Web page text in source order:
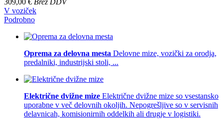
309,00 € Brez DDV
V voziček
Podrobno
Oprema za delovna mesta Delovne mize, vozički za orodja,
predalniki, industrijski stoli, ...
Električne dvižne mize Električne dvižne mize so vsestansko
uporabne v več delovnih okoljih. Nepogrešljive so v servisnih
delavnicah, komisionirnih oddelkih ali drugje v logistiki.